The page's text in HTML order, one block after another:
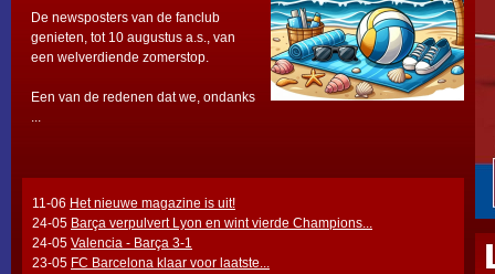
De newsposters van de fanclub
genieten, tot 10 augustus a.s., van
een welverdiende zomerstop.
Een van de redenen dat we, ondanks
...
11-06 Het nieuwe magazine is uit!
24-05 Barça verpulvert Lyon en wint vierde Champions...
24-05 Valencia - Barça 3-1
23-05 FC Barcelona klaar voor laatste...